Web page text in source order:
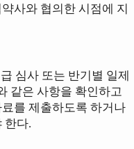
사와 협의한 시점에 지
심사 또는 반기별 일제
같은 사항을 확인하고
를 제출하도록 하거나
한다.